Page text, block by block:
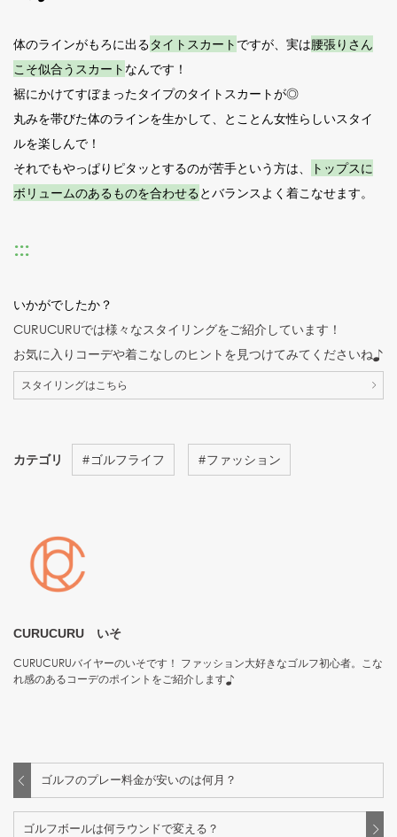
体のラインがもろに出るタイトスカート ですが、実は腰張りさん
こそ似合うスカート なんです！
裾にかけてすぼまったタイプのタイトスカートが◎
丸みを帯びた体のラインを生かして、とことん女性らしいスタイ
ルを楽しんで！
それでもやっぱりピタッとするのが苦手という方は、
トップスに
ボリュームのあるものを合わせるとバランスよく着こなせます。
:::
いかがでしたか？
CURUCURUでは様々なスタイリングをご紹介しています！
お気に入りコーデや着こなしのヒントを見つけてみてくださいね♪
スタイリングはこちら
カテゴリ #ゴルフライフ #ファッション
CURUCURU いそ
CURUCURUバイヤーのいそです！ ファッション大好きなゴルフ初心者。こな
れ感のあるコーデのポイントをご紹介します♪
ゴルフのプレー料金が安いのは何月？
ゴルフボールは何ラウンドで変える？